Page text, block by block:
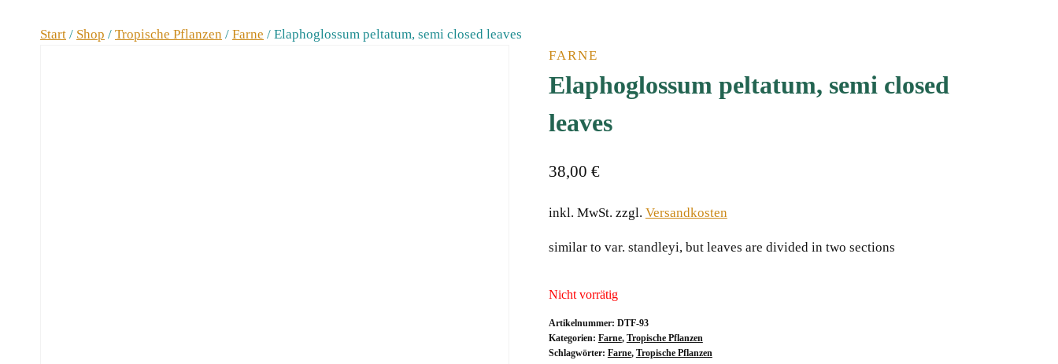
Start / Shop / Tropische Pflanzen / Farne / Elaphoglossum peltatum, semi closed leaves
FARNE
Elaphoglossum peltatum, semi closed
leaves
38,00 €
inkl. MwSt. zzgl. Versandkosten
similar to var. standleyi, but leaves are divided in two sections
Nicht vorrätig
Artikelnummer: DTF-93
Kategorien: Farne, Tropische Pflanzen
Schlagwörter: Farne, Tropische Pflanzen